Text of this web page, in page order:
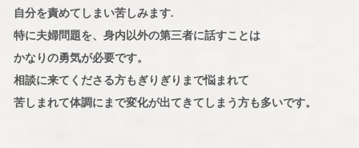
自分を責めてしまい苦しみます.
特に夫婦問題を、身内以外の第三者に話すことは
かなりの勇気が必要です。
相談に来てくださる方もぎりぎりまで悩まれて
苦しまれて体調にまで変化が出てきてしまう方も多いです。